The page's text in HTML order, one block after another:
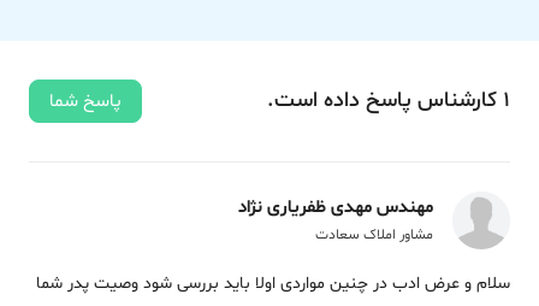
1 کارشناس پاسخ داده‌ است. پاسخ شما
مهندس مهدی ظفریاری نژاد
مشاور املاک سعادت
سلام و عرض ادب در چنین مواردی اولا باید بررسی شود وصیت پدر شما